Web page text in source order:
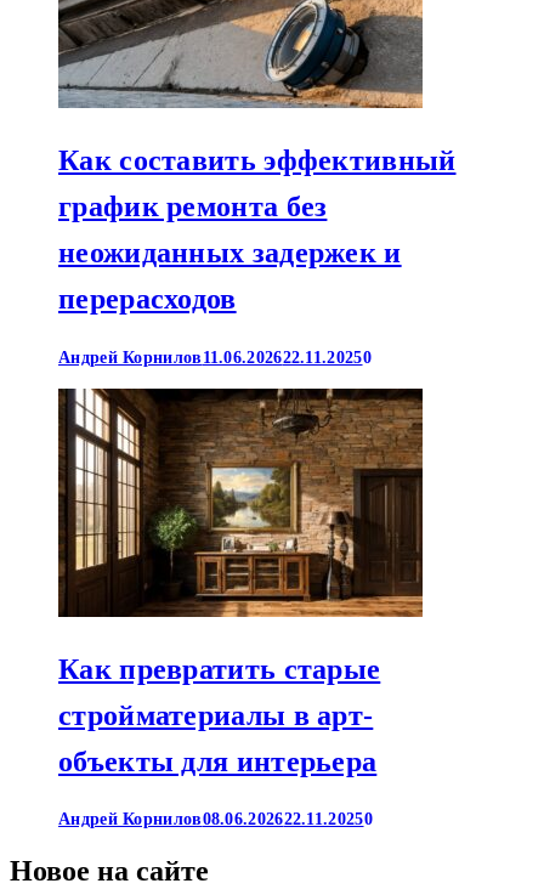
Как составить эффективный
график ремонта без
неожиданных задержек и
перерасходов
Андрей Корнилов 11.06.202622.11.20250
Как превратить старые
стройматериалы в арт-
объекты для интерьера
Андрей Корнилов08.06.202622.11.20250
Новое на сайте